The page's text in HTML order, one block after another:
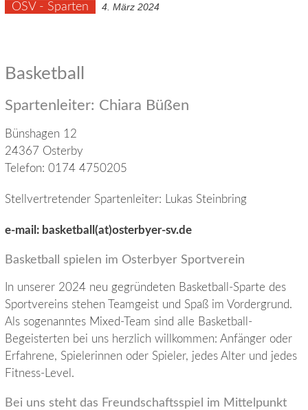
OSV - Sparten 4. März 2024
Basketball
Spartenleiter: Chiara Büßen
Bünshagen 12
24367 Osterby
Telefon: 0174 4750205
Stellvertretender Spartenleiter: Lukas Steinbring
e-mail: basketball(at)osterbyer-sv.de
Basketball spielen im Osterbyer Sportverein
In unserer 2024 neu gegründeten Basketball-Sparte des
Sportvereins stehen Teamgeist und Spaß im Vordergrund.
Als sogenanntes Mixed-Team sind alle Basketball-
Begeisterten bei uns herzlich willkommen: Anfänger oder
Erfahrene, Spielerinnen oder Spieler, jedes Alter und jedes
Fitness-Level.
Bei uns steht das Freundschaftsspiel im Mittelpunkt